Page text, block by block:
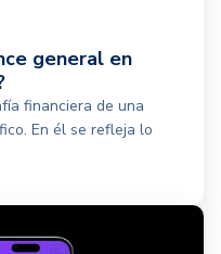
general en
financiera de una
En él se refleja lo